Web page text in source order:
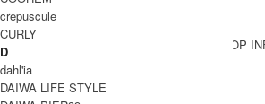
BRAND一覧
BRAND一覧
SHOP
crepuscule
CURLY
D
dahl'ia
DAIWA LIFE STYLE